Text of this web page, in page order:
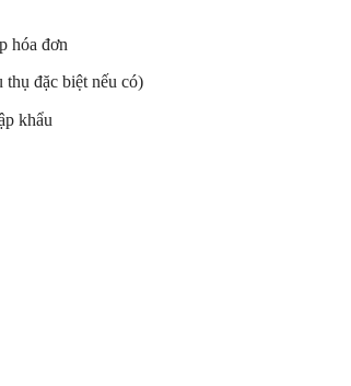
hóa đơn
đặc biệt nếu có)
khẩu